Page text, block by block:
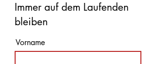
Immer auf dem Laufenden
bleiben
Vorname